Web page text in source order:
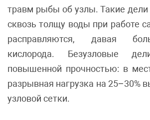
травм рыбы об узлы. Такие дели
сквозь толщу воды при работе
расправляются, давая
кислорода. Безузловые
повышенной прочностью: в
разрывная нагрузка на 25–30%
узловой сетки.